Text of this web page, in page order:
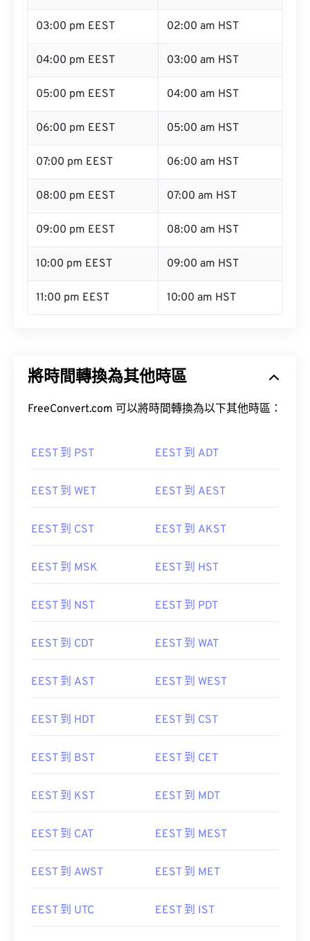
03:00 pm EEST 02:00 am HST
04:00 pm EEST 03:00 am HST
05:00 pm EEST 04:00 am HST
06:00 pm EEST 05:00 am HST
07:00 pm EEST 06:00 am HST
08:00 pm EEST 07:00 am HST
09:00 pm EEST 08:00 am HST
10:00 pm EEST 09:00 am HST
11:00 pm EEST 10:00 am HST
將時間轉換為其他時區
FreeConvert.com 可以將時間轉換為以下其他時區：
EEST 到 PST EEST 到 ADT
EEST 到 WET EEST 到 AEST
EEST 到 CST EEST 到 AKST
EEST 到 MSK EEST 到 HST
EEST 到 NST EEST 到 PDT
EEST 到 CDT EEST 到 WAT
EEST 到 AST EEST 到 WEST
EEST 到 HDT EEST 到 CST
EEST 到 BST EEST 到 CET
EEST 到 KST EEST 到 MDT
EEST 到 CAT EEST 到 MEST
EEST 到 AWST EEST 到 MET
EEST 到 UTC EEST 到 IST